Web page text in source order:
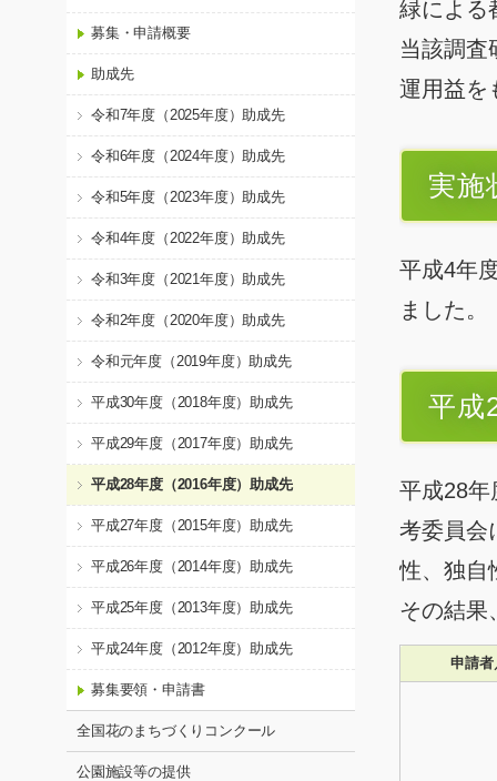
緑による
当該調査
運用益を
実施
平成4年
ました。
平成
平成28年
考委員会
性、独自
その結果
申請者
募集・申請概要
助成先
令和7年度（2025年度）助成先
令和6年度（2024年度）助成先
令和5年度（2023年度）助成先
令和4年度（2022年度）助成先
令和3年度（2021年度）助成先
令和2年度（2020年度）助成先
令和元年度（2019年度）助成先
平成30年度（2018年度）助成先
平成29年度（2017年度）助成先
平成28年度（2016年度）助成先
平成27年度（2015年度）助成先
平成26年度（2014年度）助成先
平成25年度（2013年度）助成先
平成24年度（2012年度）助成先
募集要領・申請書
全国花のまちづくりコンクール
公園施設等の提供